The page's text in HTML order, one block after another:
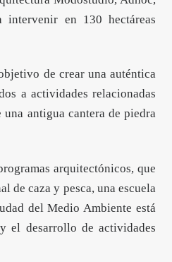
intervenir en 130 hectáreas
de crear una auténtica
a actividades relacionadas
antigua cantera de piedra
arquitectónicos, que
de caza y pesca, una escuela
del Medio Ambiente está
el desarrollo de actividades